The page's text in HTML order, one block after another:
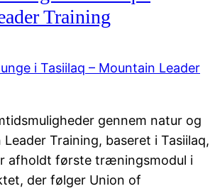
Training
gennem natur og
Training, baseret i Tasiilaq,
afholdt første træningsmodul i
der følger Union of